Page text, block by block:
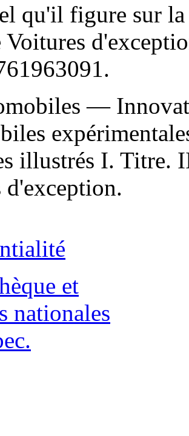
qu'il figure sur
Voitures
.
—
illustrés I. Titre.
d'exception.